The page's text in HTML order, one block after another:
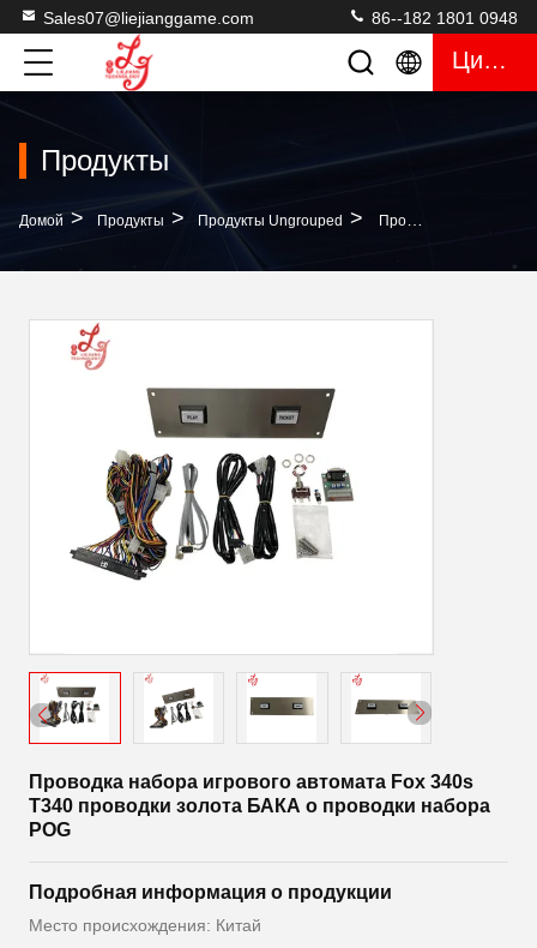
Sales07@liejianggame.com 86--182 1801 0948
Цитата
Продукты
Домой > Продукты > Продукты Ungrouped > Проводка Набора Игрового Автомата Fox 340s T340 Проводки Золота БАКА O Проводки Набора POG
Проводка набора игрового автомата Fox 340s
T340 проводки золота БАКА o проводки набора
POG
Подробная информация о продукции
Место происхождения: Китай